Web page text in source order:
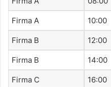
Firma A 10:00
Firma B 12:00
Firma B 14:00
Firma C 16:00